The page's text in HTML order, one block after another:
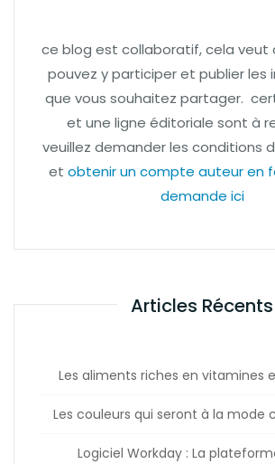
ce blog est collaboratif, cela veut
pouvez y participer et publier les
que vous souhaitez partager.
et une ligne éditoriale sont à
veuillez demander les conditions
et obtenir un compte auteur en
demande ici
Articles Récents
Les aliments riches en vitamines
Les couleurs qui seront à la mode
Logiciel Workday : La